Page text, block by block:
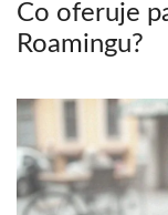
Co oferuje
Roamingu?